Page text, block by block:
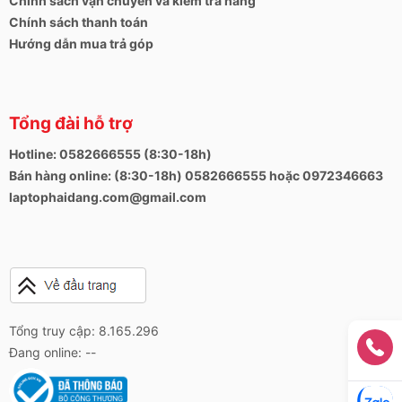
cũng được cải tiến nâng cao 74% hiệu suất. Máy
phòng cho tới chỉnh sửa ảnh chuyên nghiệp, một số
phần cứng cấu thành máy.
Chính sách thanh toán
Hướng dẫn mua trả góp
Tổng đài hỗ trợ
Hotline: 0582666555 (8:30-18h)
Bán hàng online: (8:30-18h) 0582666555 hoặc 0972346663
laptophaidang.com@gmail.com
Tổng truy cập: 8.165.296
Đang online: --